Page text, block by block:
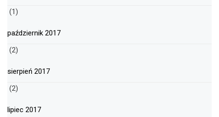
(1)
październik 2017
(2)
sierpień 2017
(2)
lipiec 2017